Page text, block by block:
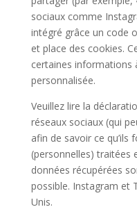
sociaux comme
intégré grâce un code
et place des cookies.
certaines informations
personnalisée.
Veuillez lire la
réseaux sociaux (qui
afin de savoir ce qu’ils
(personnelles) traitées
données récupérées
possible. Instagram et
Unis.